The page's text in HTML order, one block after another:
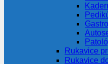
Rukavice
Rukavice